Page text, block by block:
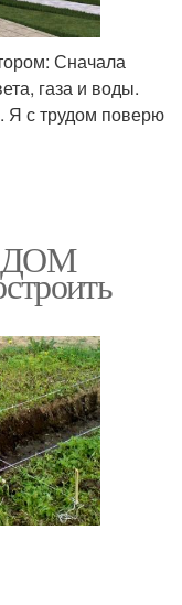
Сначала
газа и воды.
Я с трудом поверю
ДОМ